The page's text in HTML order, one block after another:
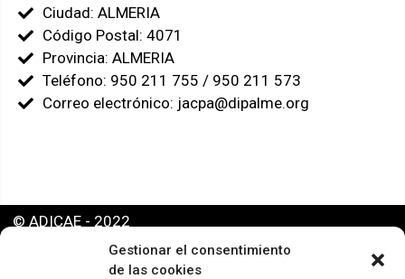
Gestionar el consentimiento
de las cookies
Ciudad: ALMERIA
Código Postal: 4071
Provincia: ALMERIA
Teléfono: 950 211 755 / 950 211 573
Correo electrónico: jacpa@dipalme.org
© ADICAE - 2022